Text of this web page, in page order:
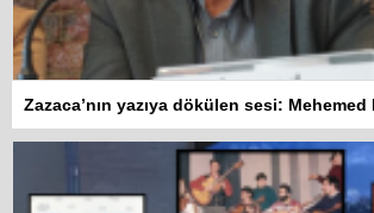
Zazaca’nın yazıya dökülen sesi: